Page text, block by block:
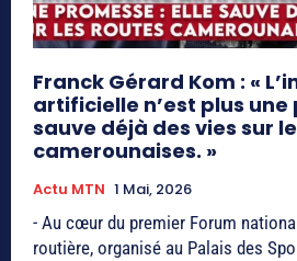
Franck Gérard Kom : «
artificielle n’est plus une
sauve déjà des vies sur
camerounaises. »
Actu MTN 1 Mai, 2026
- Au cœur du premier Forum
routière, organisé au Palais des